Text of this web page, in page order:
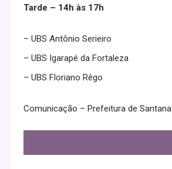
Tarde – 14h às 17h
– UBS Antônio Serieiro
– UBS Igarapé da Fortaleza
– UBS Floriano Rêgo
Comunicação – Prefeitura de Santana